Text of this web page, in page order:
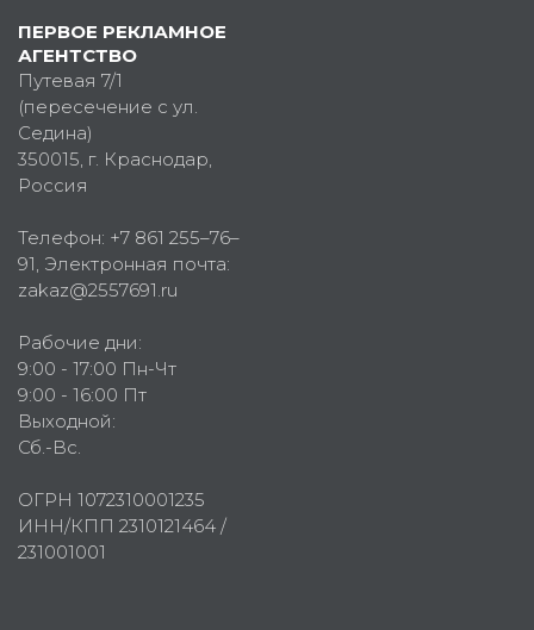
ПЕРВОЕ РЕКЛАМНОЕ
АГЕНТСТВО
Путевая 7/1
(пересечение с ул.
Седина)
350015, г. Краснодар,
Россия
Телефон: +7 861 255–76–
91, Электронная почта:
zakaz@2557691.ru
Рабочие дни:
9:00 - 17:00 Пн-Чт
9:00 - 16:00 Пт
Выходной:
Сб.-Вс.
ОГРН 1072310001235
ИНН/КПП 2310121464 /
231001001